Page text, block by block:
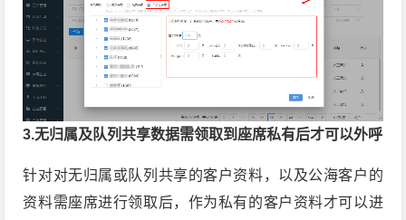
3.无归属及队列共享数据需领取到座席私有后才可以外呼
针对对无归属或队列共享的客户资料，以及公海客户的
资料需座席进行领取后，作为私有的客户资料才可以进